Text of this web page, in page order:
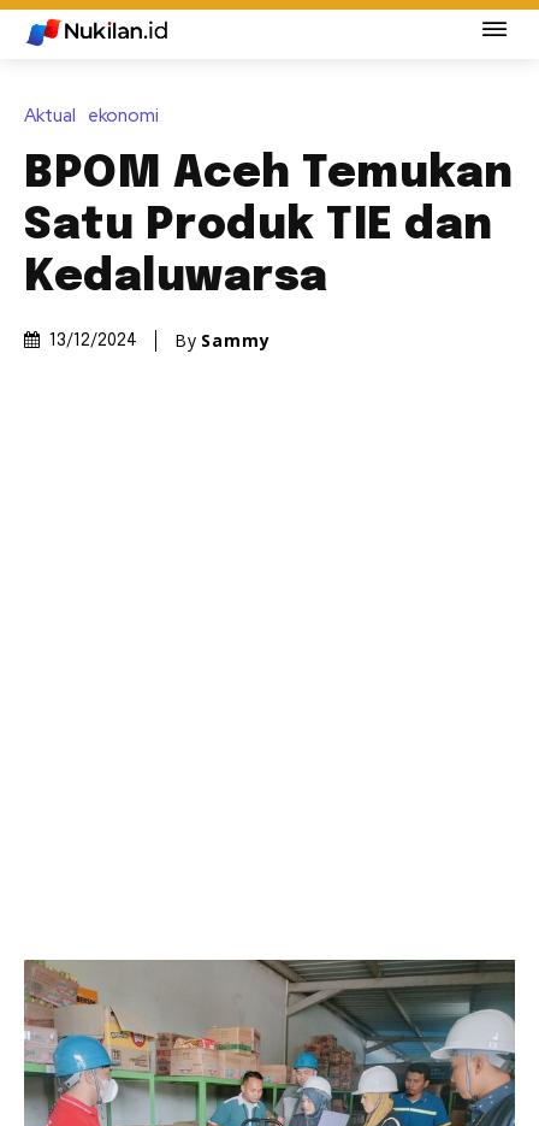
Aktual ekonomi
BPOM Aceh Temukan
Satu Produk TIE dan
Kedaluwarsa
13/12/2024 By Sammy